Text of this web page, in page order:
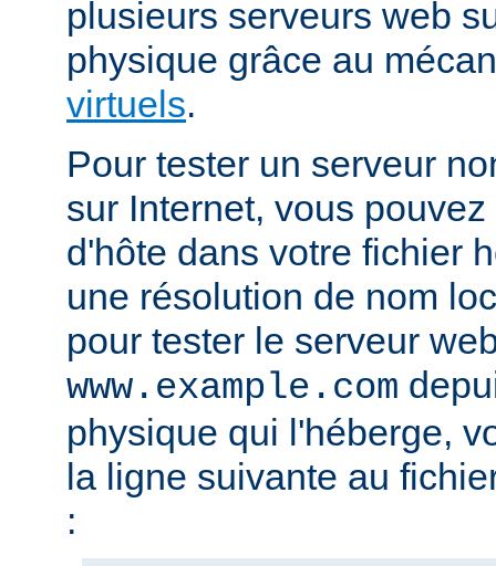
plusieurs serveurs web
physique grâce au
virtuels.
Pour tester un serveur
sur Internet, vous
d'hôte dans votre fichier
une résolution de nom
pour tester le serveur
www.example.com
physique qui l'héberge,
la ligne suivante au
: